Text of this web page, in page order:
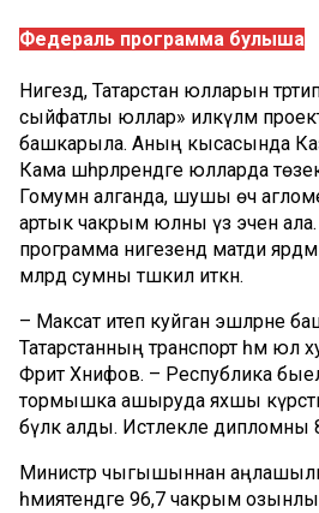
Федераль программа булыша
Нигездә, Татарстан юлларын
сыйфатлы юллар» илкүләм
башкарыла. Аның кысасында
Кама шәһәрләрендәге юлларда
Гомумән алганда, шушы өч
артык чакрым юлны үз эченә
программа нигезендә матди
млрд сумны тәшкил иткән.
– Максат итеп куйган эшләрне
Татарстанның транспорт һәм
Фәрит Хәнифов. – Республика
тормышка ашыруда яхшы
бүләк алды. Истәлекле дипломны
Министр чыгышыннан
әһәмиятендәге 96,7 чакрым